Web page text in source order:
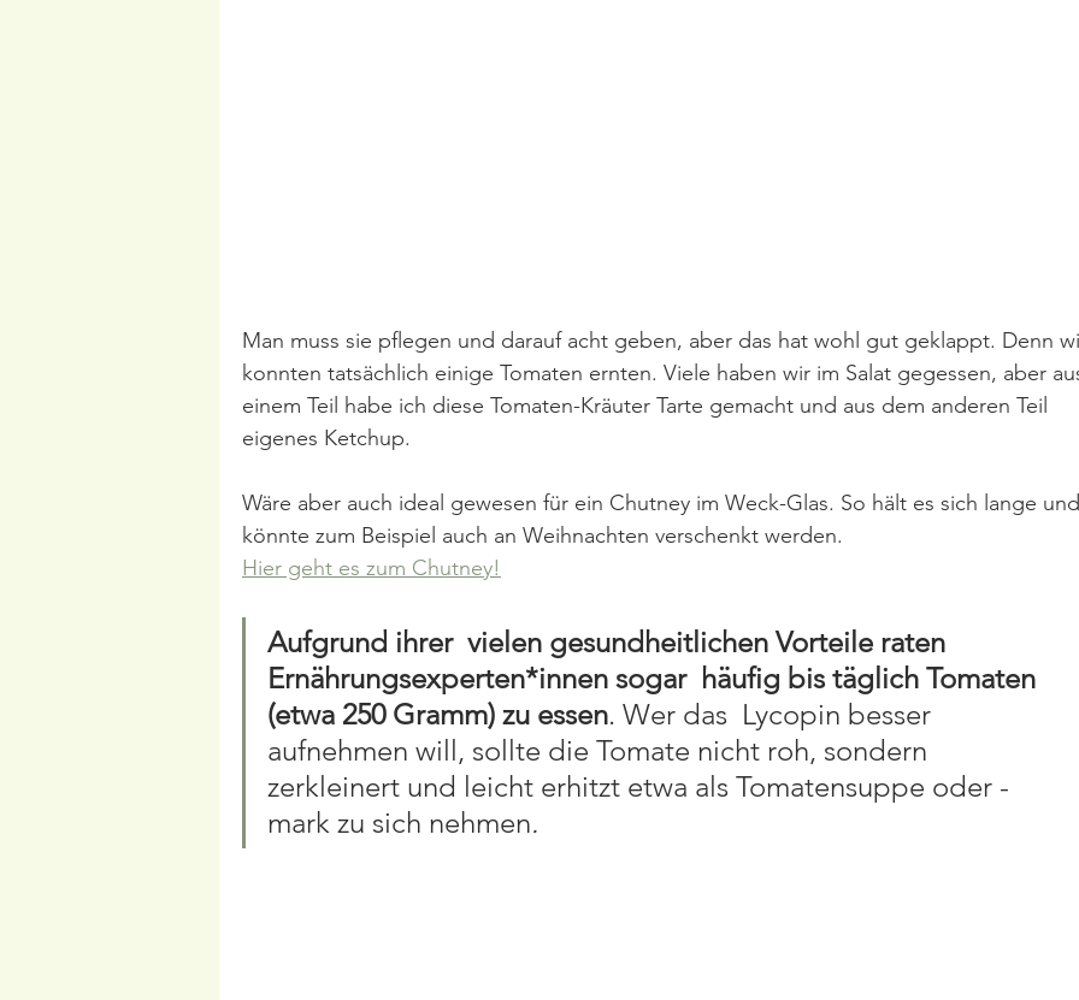
Man muss sie pflegen und darauf acht geben, aber das hat wohl gut geklappt. Denn
konnten tatsächlich einige Tomaten ernten. Viele haben wir im Salat gegessen, aber
einem Teil habe ich diese Tomaten-Kräuter Tarte gemacht und aus dem anderen Teil
eigenes Ketchup.
Wäre aber auch ideal gewesen für ein Chutney im Weck-Glas. So hält es sich lange und
könnte zum Beispiel auch an Weihnachten verschenkt werden.
Hier geht es zum Chutney!
Aufgrund ihrer  vielen gesundheitlichen Vorteile raten
Ernährungsexperten*innen sogar  häufig bis täglich Tomaten
(etwa 250 Gramm) zu essen. Wer das  Lycopin besser
aufnehmen will, sollte die Tomate nicht roh, sondern
zerkleinert und leicht erhitzt etwa als Tomatensuppe oder -
mark zu sich nehmen.